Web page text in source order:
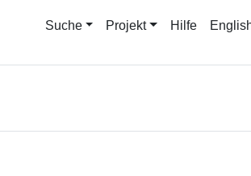
Suche Projekt Hilfe